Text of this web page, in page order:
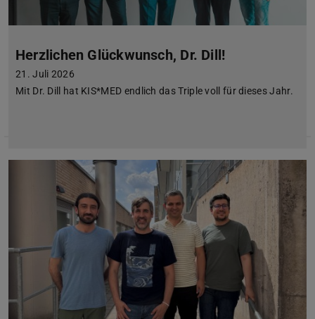
Herzlichen Glückwunsch, Dr. Dill!
21. Juli 2026
Mit Dr. Dill hat KIS*MED endlich das Triple voll für dieses Jahr.